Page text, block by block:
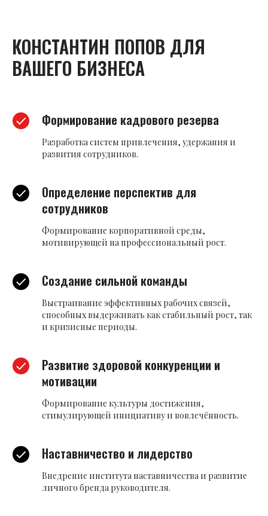
КОНСТАНТИН ПОПОВ ДЛЯ
ВАШЕГО БИЗНЕСА
Формирование кадрового резерва
Разработка систем привлечения, удержания и
развития сотрудников.
Определение перспектив для
сотрудников
Формирование корпоративной среды,
мотивирующей на профессиональный рост.
Создание сильной команды
Выстраивание эффективных рабочих связей,
способных выдерживать как стабильный рост, так
и кризисные периоды.
Развитие здоровой конкуренции и
мотивации
Формирование культуры достижения,
стимулирующей инициативу и вовлечённость.
Наставничество и лидерство
Внедрение института наставничества и развитие
личного бренда руководителя.